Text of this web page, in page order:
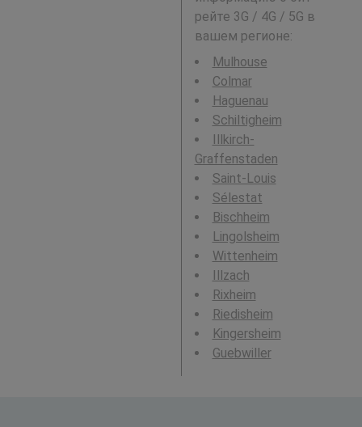
рейте 3G / 4G / 5G в
вашем регионе:
Mulhouse
Colmar
Haguenau
Schiltigheim
Illkirch-
Graffenstaden
Saint-Louis
Sélestat
Bischheim
Lingolsheim
Wittenheim
Illzach
Rixheim
Riedisheim
Kingersheim
Guebwiller